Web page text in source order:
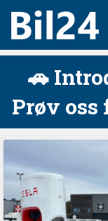
🚗
Prøv oss